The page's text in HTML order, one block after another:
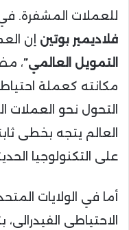
للعملات المشفرة.
فلاديمير بوتين إن
التمويل العالمي”،
مكانته كعملة
التحول نحو العملات
العالم يتجه بخطى
على التكنولوجيا
أما في الولايات
الاحتياطي